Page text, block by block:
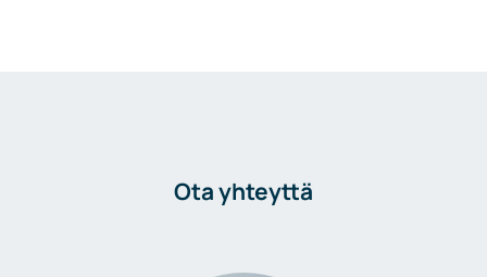
Ota yhteyttä